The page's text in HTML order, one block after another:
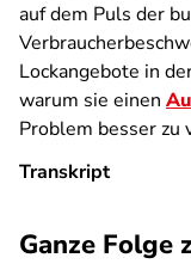
auf dem Puls der
Lockangebote in
warum sie einen
Problem besser zu
Transkript
Ganze Folge